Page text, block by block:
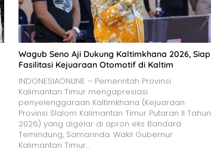
Wagub Seno Aji Dukung Kaltimkhana 2026, Siap
Fasilitasi Kejuaraan Otomotif di Kaltim
INDONESIAONLINE – Pemerintah Provinsi
Kalimantan Timur mengapresiasi
penyelenggaraan Kaltimkhana (Kejuaraan
Provinsi Slalom Kalimantan Timur Putaran II Tahun
2026) yang digelar di apron eks Bandara
Temindung, Samarinda. Wakil Gubernur
Kalimantan Timur…